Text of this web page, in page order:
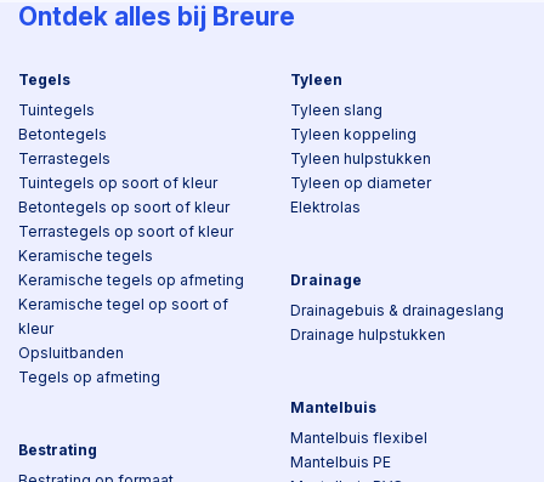
Ontdek alles bij Breure
Tegels
Tuintegels
Betontegels
Terrastegels
Tuintegels op soort of kleur
Betontegels op soort of kleur
Terrastegels op soort of kleur
Keramische tegels
Keramische tegels op afmeting
Keramische tegel op soort of
kleur
Opsluitbanden
Tegels op afmeting
Bestrating
Tyleen
Tyleen slang
Tyleen koppeling
Tyleen hulpstukken
Tyleen op diameter
Elektrolas
Drainage
Drainagebuis & drainageslang
Drainage hulpstukken
Mantelbuis
Mantelbuis flexibel
Mantelbuis PE